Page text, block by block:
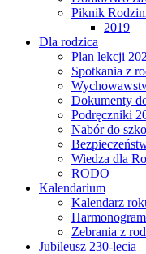
Piknik
2019
Dla rodzica
Plan lekcji
Spotkania z
Dokumenty
Podręczniki
Nabór do
Wiedza dla
RODO
Kalendarium
Kalendarz
Zebrania z
Jubileusz 230-lecia